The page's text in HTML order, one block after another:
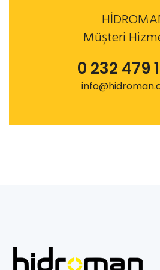
Müşteri
0 232 479